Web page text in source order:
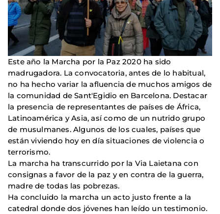
Este año la Marcha por la Paz 2020 ha sido
madrugadora. La convocatoria, antes de lo habitual,
no ha hecho variar la afluencia de muchos amigos de
la comunidad de Sant'Egidio en Barcelona. Destacar
la presencia de representantes de países de África,
Latinoamérica y Asia, así como de un nutrido grupo
de musulmanes. Algunos de los cuales, países que
están viviendo hoy en día situaciones de violencia o
terrorismo.
La marcha ha transcurrido por la Via Laietana con
consignas a favor de la paz y en contra de la guerra,
madre de todas las pobrezas.
Ha concluido la marcha un acto justo frente a la
catedral donde dos jóvenes han leído un testimonio.